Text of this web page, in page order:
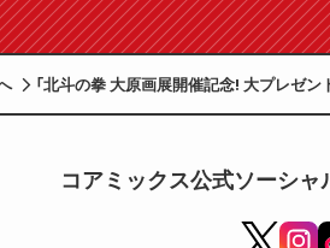
「北斗の拳 大原画展開催記念! 大プレゼ
コアミックス公式ソーシ